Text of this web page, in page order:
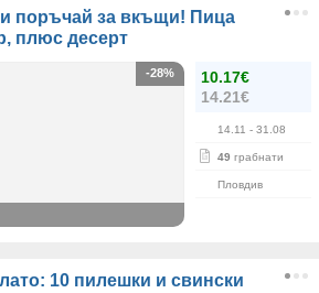
поръчай за вкъщи! Пица
плюс десерт
10.17€
14.21€
14.11 - 31.08
49 грабнати
Пловдив
-28%
10 пилешки и свински